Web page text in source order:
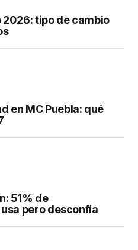
2026: tipo de cambio
en MC Puebla: qué
51% de
pero desconfía